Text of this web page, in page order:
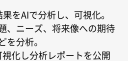
をAIで分析し、可視化。
、ニーズ、将来像への期待
を分析。
化し分析レポートを公開